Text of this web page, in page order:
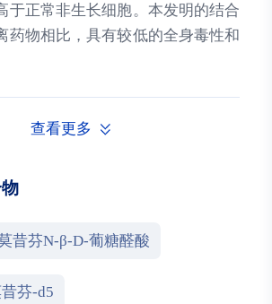
于正常非生长细胞。本发明的结合
药物相比，具有较低的全身毒性和
查看更多
昔芬N-β-D-葡糖醛酸
昔芬-d5